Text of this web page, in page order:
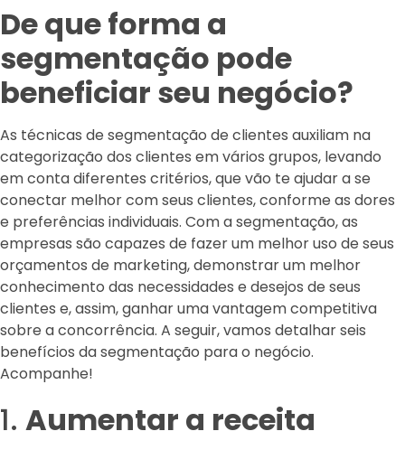
De que forma a
segmentação pode
beneficiar seu negócio?
As técnicas de segmentação de clientes auxiliam na
categorização dos clientes em vários grupos, levando
em conta diferentes critérios, que vão te ajudar a se
conectar melhor com seus clientes, conforme as dores
e preferências individuais. Com a segmentação, as
empresas são capazes de fazer um melhor uso de seus
orçamentos de marketing, demonstrar um melhor
conhecimento das necessidades e desejos de seus
clientes e, assim, ganhar uma vantagem competitiva
sobre a concorrência. A seguir, vamos detalhar seis
benefícios da segmentação para o negócio.
Acompanhe!
1. Aumentar a receita